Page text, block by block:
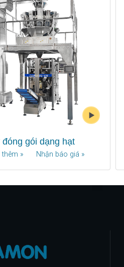
đóng gói dạng hạt
» Nhận báo giá »